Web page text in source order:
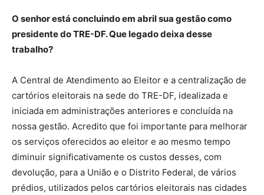
O senhor está concluindo em abril sua gestão como
presidente do TRE-DF. Que legado deixa desse
trabalho?
A Central de Atendimento ao Eleitor e a centralização de
cartórios eleitorais na sede do TRE-DF, idealizada e
iniciada em administrações anteriores e concluída na
nossa gestão. Acredito que foi importante para melhorar
os serviços oferecidos ao eleitor e ao mesmo tempo
diminuir significativamente os custos desses, com
devolução, para a União e o Distrito Federal, de vários
prédios, utilizados pelos cartórios eleitorais nas cidades